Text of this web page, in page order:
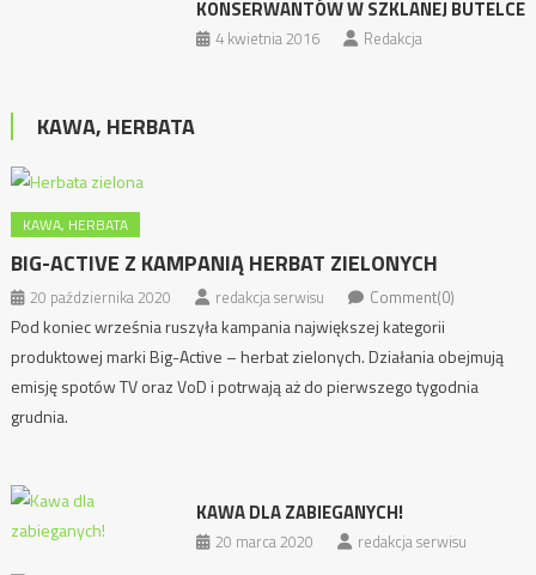
KONSERWANTÓW W SZKLANEJ BUTELCE
4 kwietnia 2016 Redakcja
KAWA, HERBATA
KAWA, HERBATA
BIG-ACTIVE Z KAMPANIĄ HERBAT ZIELONYCH
20 października 2020 redakcja serwisu Comment(0)
Pod koniec września ruszyła kampania największej kategorii
produktowej marki Big-Active – herbat zielonych. Działania obejmują
emisję spotów TV oraz VoD i potrwają aż do pierwszego tygodnia
grudnia.
KAWA DLA ZABIEGANYCH!
20 marca 2020 redakcja serwisu